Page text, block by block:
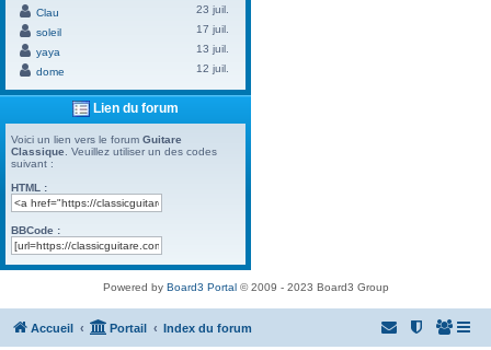
Clau
23 juil.
soleil
17 juil.
yaya
13 juil.
dome
12 juil.
Lien du forum
Voici un lien vers le forum Guitare
Classique . Veuillez utiliser un des codes
suivant :
HTML :
BBCode :
Powered by Board3 Portal© 2009 - 2023 Board3 Group
Accueil Portail Index du forum